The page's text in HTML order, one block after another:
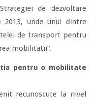
de dezvoltare
unde unul dintre
de transport pentru
mobilitatii”.
pentru o mobilitate
recunoscute la nivel